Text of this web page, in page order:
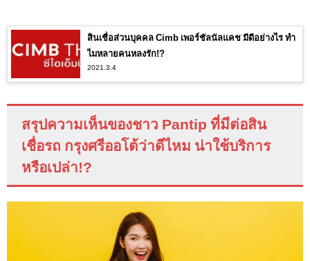
สินเชื่อส่วนบุคคล Cimb เพอร์ชัลนัลแคช มีดีอย่างไร ทำ
ไมหลายคนหลงรัก!?
2021.3.4
สรุปความเห็นของชาว Pantip ที่มีต่อสิน
เชื่อรถ กรุงศรีออโต้ว่าดีไหม น่าใช้บริการ
หรือเปล่า!?